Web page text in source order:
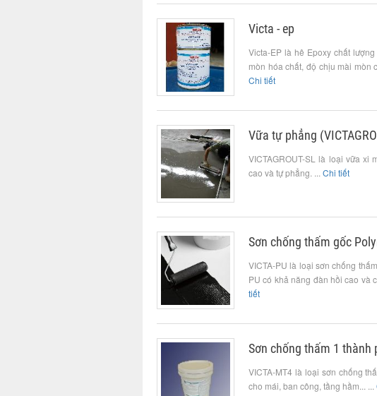
Victa - ep
Victa-EP là hê Epoxy chất
mòn hóa chất, độ chịu mài mòn
Chi tiết
Vữa tự phẳng
VICTAGROUT-SL là loại vữa xi
cao và tự phẳng. ... Chi tiết
Sơn chống thấm gốc
VICTA-PU là loại sơn chống
PU có khả năng đàn hồi cao và
tiết
Sơn chống thấm 1 thành
VICTA-MT4 là loại sơn chống
cho mái, ban công, tầng hầm... ...